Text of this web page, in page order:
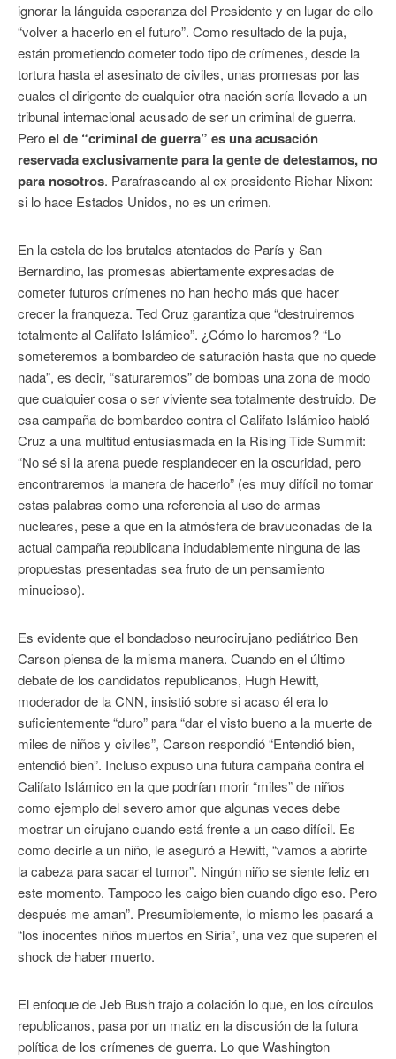
ignorar la lánguida esperanza del Presidente y en lugar de ello
“volver a hacerlo en el futuro”. Como resultado de la puja,
están prometiendo cometer todo tipo de crímenes, desde la
tortura hasta el asesinato de civiles, unas promesas por las
cuales el dirigente de cualquier otra nación sería llevado a un
tribunal internacional acusado de ser un criminal de guerra.
Peroel de “criminal de guerra” es una acusación
reservada exclusivamente para la gente de detestamos, no
para nosotros. Parafraseando al ex presidente Richar Nixon:
si lo hace Estados Unidos, no es un crimen.
En la estela de los brutales atentados de París y San
Bernardino, las promesas abiertamente expresadas de
cometer futuros crímenes no han hecho más que hacer
crecer la franqueza. Ted Cruz garantiza que “destruiremos
totalmente al Califato Islámico”. ¿Cómo lo haremos? “Lo
someteremos a bombardeo de saturación hasta que no quede
nada”, es decir, “saturaremos” de bombas una zona de modo
que cualquier cosa o ser viviente sea totalmente destruido. De
esa campaña de bombardeo contra el Califato Islámico habló
Cruz a una multitud entusiasmada en la Rising Tide Summit:
“No sé si la arena puede resplandecer en la oscuridad, pero
encontraremos la manera de hacerlo” (es muy difícil no tomar
estas palabras como una referencia al uso de armas
nucleares, pese a que en la atmósfera de bravuconadas de la
actual campaña republicana indudablemente ninguna de las
propuestas presentadas sea fruto de un pensamiento
minucioso).
Es evidente que el bondadoso neurocirujano pediátrico Ben
Carson piensa de la misma manera. Cuando en el último
debate de los candidatos republicanos, Hugh Hewitt,
moderador de la CNN, insistió sobre si acaso él era lo
suficientemente “duro” para “dar el visto bueno a la muerte de
miles de niños y civiles”, Carson respondió “Entendió bien,
entendió bien”. Incluso expuso una futura campaña contra el
Califato Islámico en la que podrían morir “miles” de niños
como ejemplo del severo amor que algunas veces debe
mostrar un cirujano cuando está frente a un caso difícil. Es
como decirle a un niño, le aseguró a Hewitt, “vamos a abrirte
la cabeza para sacar el tumor”. Ningún niño se siente feliz en
este momento. Tampoco les caigo bien cuando digo eso. Pero
después me aman”. Presumiblemente, lo mismo les pasará a
“los inocentes niños muertos en Siria”, una vez que superen el
shock de haber muerto.
El enfoque de Jeb Bush trajo a colación lo que, en los círculos
republicanos, pasa por un matiz en la discusión de la futura
política de los crímenes de guerra. Lo que Washington